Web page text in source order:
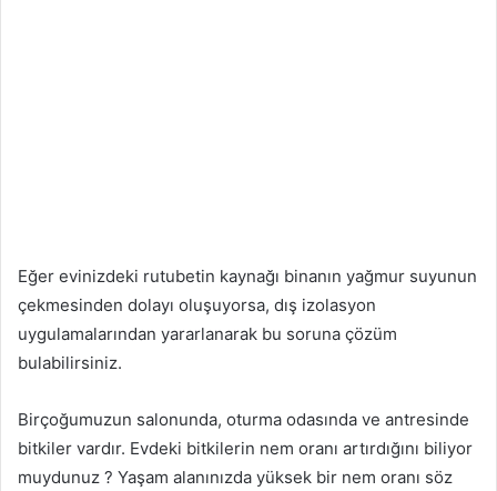
Eğer evinizdeki rutubetin kaynağı binanın yağmur suyunun
çekmesinden dolayı oluşuyorsa, dış izolasyon
uygulamalarından yararlanarak bu soruna çözüm
bulabilirsiniz.
Birçoğumuzun salonunda, oturma odasında ve antresinde
bitkiler vardır. Evdeki bitkilerin nem oranı artırdığını biliyor
muydunuz ? Yaşam alanınızda yüksek bir nem oranı söz